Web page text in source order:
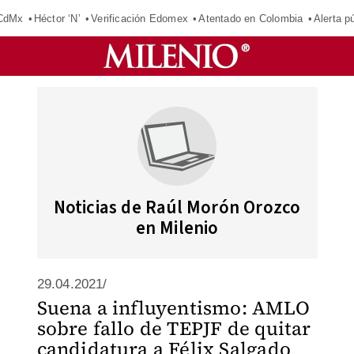
Héctor ‘N’ Verificación Edomex Atentado en Colombia Alerta
Noticias de Raúl Morón Orozco
en Milenio
29.04.2021/
Suena a influyentismo: AMLO
sobre fallo de TEPJF de quitar